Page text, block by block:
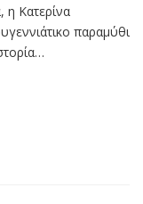
η Κατερίνα
παραμύθι